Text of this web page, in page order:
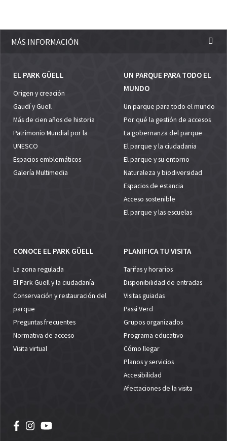
MÁS INFORMACIÓN
EL PARK GÜELL
Origen y creación
Gaudí y Güell
Más de cien años de historia
Patrimonio Mundial por la
UNESCO
Espacios emblemáticos
Galería Multimedia
UN PARQUE PARA TODO EL
MUNDO
Un parque para todo el mundo
Por qué la gestión de accesos
La gobernanza del parque
El parque y la ciudadania
El parque y su entorno
Naturaleza y biodiversidad
Espacios de estancia
Acceso sostenible
El parque y las escuelas
CONOCE EL PARK GÜELL
La zona regulada
El Park Güell y la ciudadanía
Conservación y restauración del
parque
Preguntas frecuentes
Normativa de acceso
Visita virtual
PLANIFICA TU VISITA
Tarifas y horarios
Disponibilidad de entradas
Visitas guiadas
Passi Verd
Grupos organizados
Programa educativo
Cómo llegar
Planos y servicios
Accesibilidad
Afectaciones de la visita